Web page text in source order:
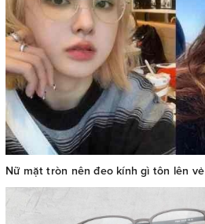
Nữ mặt tròn nên đeo kính gì tôn lên